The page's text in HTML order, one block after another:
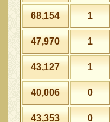
1
68,154
1
47,970
1
43,127
0
40,006
0
43,353